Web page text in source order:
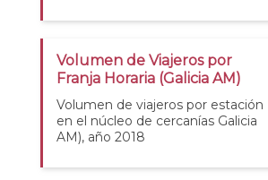
Volumen de Viajeros por
Franja Horaria (Galicia AM)
Volumen de viajeros por estación
en el núcleo de cercanías Galicia
AM), año 2018